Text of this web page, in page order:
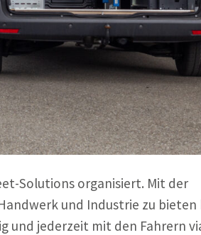
Solutions organisiert. Mit der
und Industrie zu bieten
und jederzeit mit den Fahrern